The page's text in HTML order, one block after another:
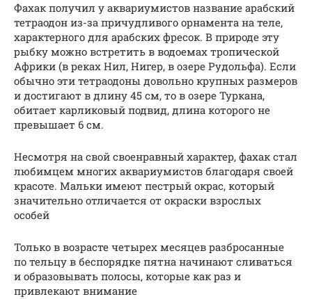
Фахак получил у аквариумистов название арабский
тетраодон из-за причудливого орнамента на теле,
характерного для арабских фресок. В природе эту
рыбку можно встретить в водоемах тропической
Африки (в реках Нил, Нигер, в озере Рудольфа). Если
обычно эти тетраодоны довольно крупных размеров
и достигают в длину 45 см, то в озере Туркана,
обитает карликовый подвид, длина которого не
превышает 6 см.
Несмотря на свой своенравный характер, фахак стал
любимцем многих аквариумистов благодаря своей
красоте. Мальки имеют пестрый окрас, который
значительно отличается от окраски взрослых
особей
Только в возрасте четырех месяцев разбросанные
по тельцу в беспорядке пятна начинают сливаться
и образовывать полосы, которые как раз и
привлекают внимание